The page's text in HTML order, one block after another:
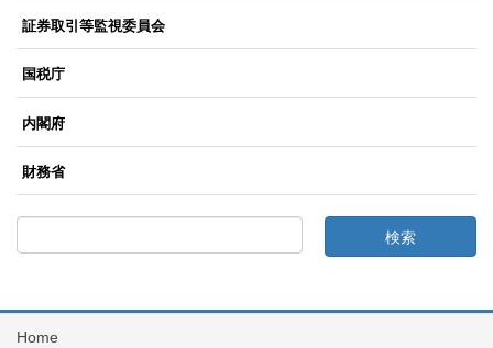
証券取引等監視委員会
国税庁
内閣府
財務省
Home